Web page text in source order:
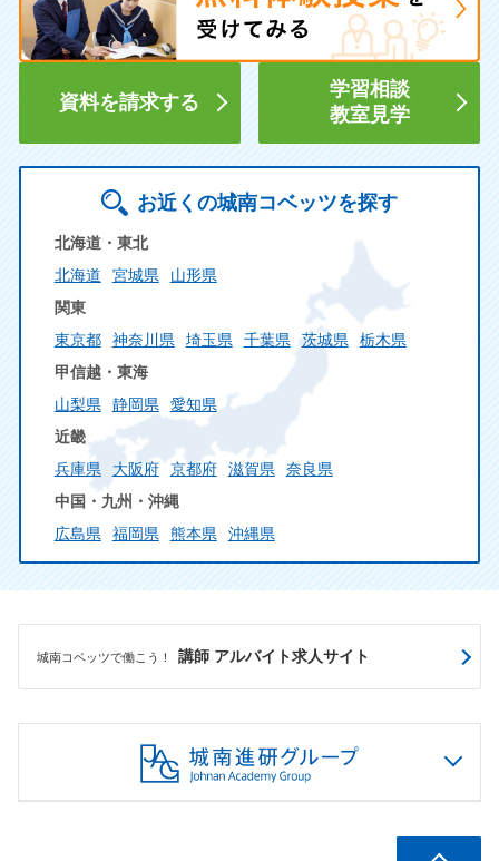
資料を請求する
学習相談
教室見学
お近くの城南コベッツを探す
北海道・東北
北海道
宮城県
山形県
関東
東京都
神奈川県 埼玉県 千葉県 茨城県
栃木県
甲信越・東海
山梨県
静岡県
愛知県
近畿
兵庫県
大阪府 京都府 滋賀県
奈良県
中国・九州・沖縄
広島県
福岡県 熊本県 沖縄県
城南コベッツで働こう！ 講師 アルバイト求人サイト